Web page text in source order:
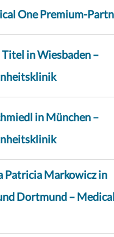
One Premium-
in Wiesbaden –
in München –
Patricia Markowicz in
Dortmund –